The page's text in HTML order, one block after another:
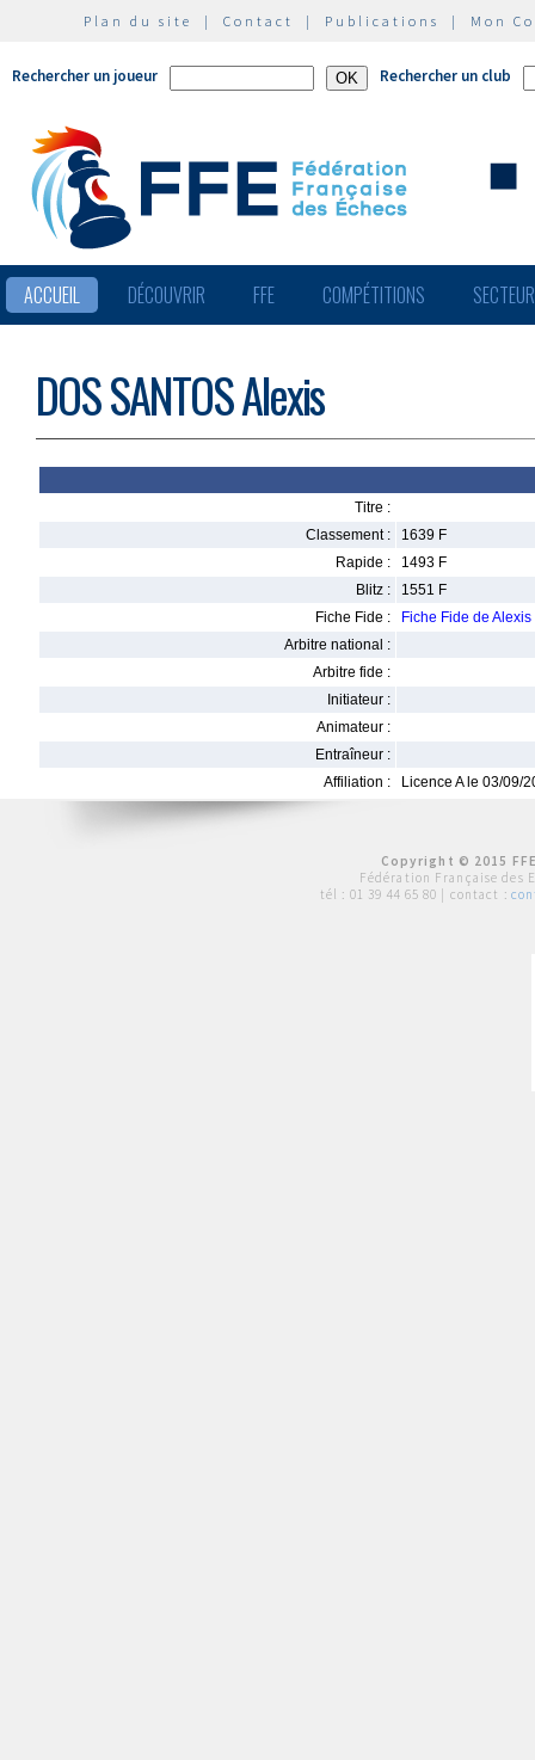
Plan du site | Contact | Publications | Mon
Rechercher un joueur Rechercher un club
ACCUEIL DÉCOUVRIR FFE COMPÉTITIONS
DOS SANTOS Alexis
Titre :
Classement :
1639 F
Rapide :
1493 F
Blitz :
1551 F
Fiche Fide :
Fiche Fide de
Arbitre national :
Arbitre fide :
Initiateur :
Animateur :
Entraîneur :
Affiliation :
Licence A le 03/09/
Copyright © 2015
Fédération Française des
tél : 01 39 44 65 80 | contact :